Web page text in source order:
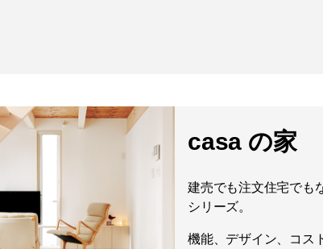
casa の家
建売でも注文住宅でも
シリーズ。
機能、デザイン、コス